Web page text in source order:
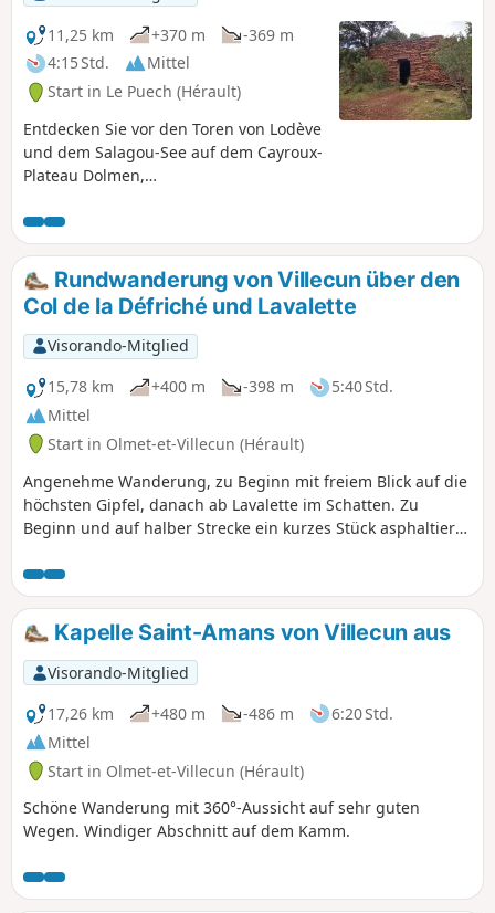
11,25 km
+370 m
-369 m
4:15 Std.
Mittel
Start in Le Puech (Hérault)
Entdecken Sie vor den Toren von Lodève
und dem Salagou-See auf dem Cayroux-
Plateau Dolmen,
Steinzäune inmitten einer Landschaft
aus „Ruffes“, einem erstaunlichen roten
Erdreich.Rundwanderung von Villecun über den
Col de la Défriché und Lavalette
Visorando-Mitglied
15,78 km
+400 m -398 m
5:40 Std.
Mittel
Start in Olmet-et-Villecun (Hérault)
Angenehme Wanderung, zu Beginn mit freiem Blick auf die
höchsten Gipfel, danach ab Lavalette im Schatten. Zu
Beginn und auf halber Strecke ein kurzes Stück asphaltierte
Kapelle Saint-Amans von Villecun aus
Visorando-Mitglied
17,26 km
+480 m -486 m
6:20 Std.
Mittel
Start in Olmet-et-Villecun (Hérault)
Schöne Wanderung mit 360°-Aussicht auf sehr guten
Wegen. Windiger Abschnitt auf dem Kamm.